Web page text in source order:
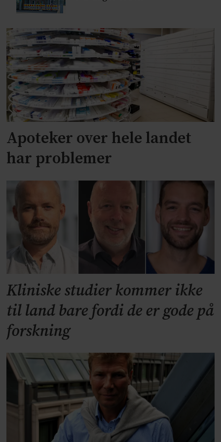
Apoteker over hele landet
har problemer
Kliniske studier kommer ikke
til land bare fordi de er gode på
forskning